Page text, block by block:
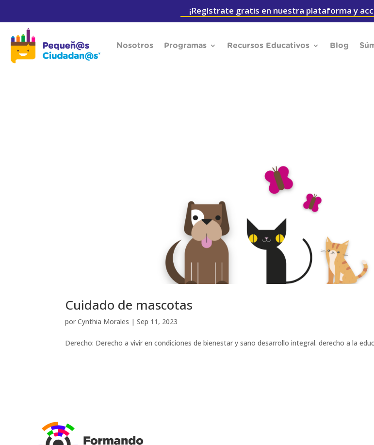
¡Regístrate gratis en nuestra plataforma y
Nosotros Programas Recursos Educativos Blog
Cuidado de mascotas
porCynthia Morales |Sep 11, 2023
Derecho: Derecho a vivir en condiciones de bienestar y sano desarrollo integral. derecho a la